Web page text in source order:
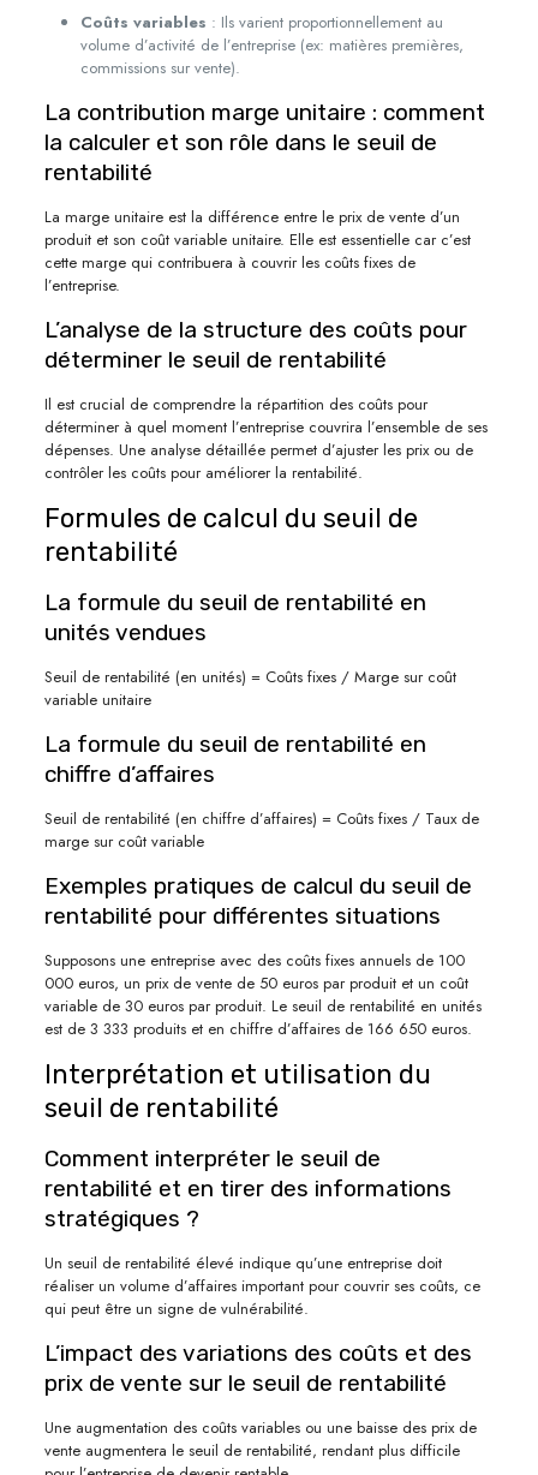
Coûts variables : Ils varient proportionnellement au
volume d’activité de l’entreprise (ex: matières premières,
commissions sur vente).
La contribution marge unitaire : comment
la calculer et son rôle dans le seuil de
rentabilité
La marge unitaire est la différence entre le prix de vente d’un
produit et son coût variable unitaire. Elle est essentielle car c’est
cette marge qui contribuera à couvrir les coûts fixes de
l’entreprise.
L’analyse de la structure des coûts pour
déterminer le seuil de rentabilité
Il est crucial de comprendre la répartition des coûts pour
déterminer à quel moment l’entreprise couvrira l’ensemble de ses
dépenses. Une analyse détaillée permet d’ajuster les prix ou de
contrôler les coûts pour améliorer la rentabilité.
Formules de calcul du seuil de
rentabilité
La formule du seuil de rentabilité en
unités vendues
Seuil de rentabilité (en unités) = Coûts fixes / Marge sur coût
variable unitaire
La formule du seuil de rentabilité en
chiffre d’affaires
Seuil de rentabilité (en chiffre d’affaires) = Coûts fixes / Taux de
marge sur coût variable
Exemples pratiques de calcul du seuil de
rentabilité pour différentes situations
Supposons une entreprise avec des coûts fixes annuels de 100
000 euros, un prix de vente de 50 euros par produit et un coût
variable de 30 euros par produit. Le seuil de rentabilité en unités
est de 3 333 produits et en chiffre d’affaires de 166 650 euros.
Interprétation et utilisation du
seuil de rentabilité
Comment interpréter le seuil de
rentabilité et en tirer des informations
stratégiques ?
Un seuil de rentabilité élevé indique qu’une entreprise doit
réaliser un volume d’affaires important pour couvrir ses coûts, ce
qui peut être un signe de vulnérabilité.
L’impact des variations des coûts et des
prix de vente sur le seuil de rentabilité
Une augmentation des coûts variables ou une baisse des prix de
vente augmentera le seuil de rentabilité, rendant plus difficile